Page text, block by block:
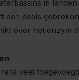
in
een deels
over het enzym
veel